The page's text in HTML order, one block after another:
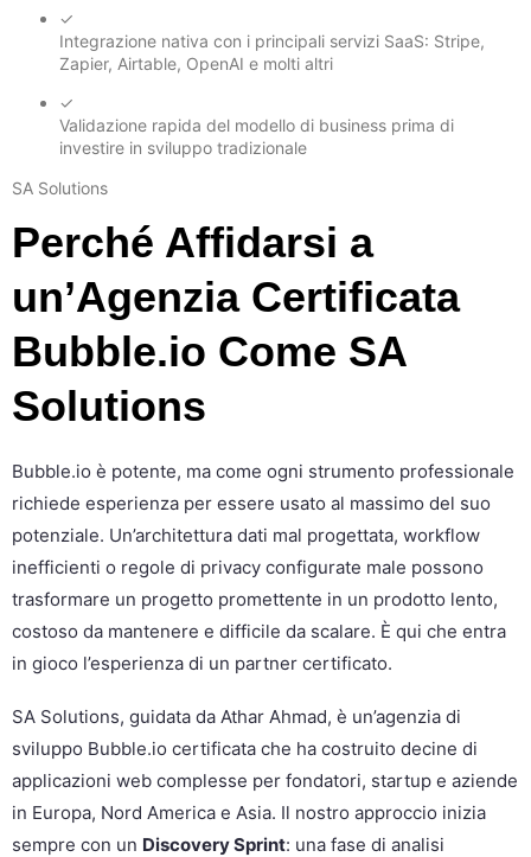
✓
Integrazione nativa con i principali servizi SaaS: Stripe,
Zapier, Airtable, OpenAI e molti altri
✓
Validazione rapida del modello di business prima di
investire in sviluppo tradizionale
SA Solutions
Perché Affidarsi a
un’Agenzia Certificata
Bubble.io Come SA
Solutions
Bubble.io è potente, ma come ogni strumento professionale
richiede esperienza per essere usato al massimo del suo
potenziale. Un’architettura dati mal progettata, workflow
inefficienti o regole di privacy configurate male possono
trasformare un progetto promettente in un prodotto lento,
costoso da mantenere e difficile da scalare. È qui che entra
in gioco l’esperienza di un partner certificato.
SA Solutions, guidata da Athar Ahmad, è un’agenzia di
sviluppo Bubble.io certificata che ha costruito decine di
applicazioni web complesse per fondatori, startup e aziende
in Europa, Nord America e Asia. Il nostro approccio inizia
sempre con un Discovery Sprint: una fase di analisi